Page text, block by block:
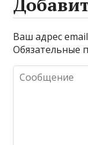
Ваш адрес
Обязательные